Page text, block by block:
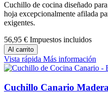
Cuchillo de cocina diseñado
hoja excepcionalmente afilada
exigentes.
56,95 € Impuestos incluidos
Al carrito
Vista rápida Más información
Cuchillo Canario